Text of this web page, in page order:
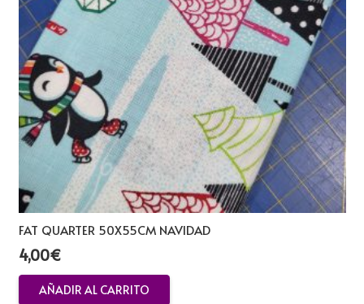
FAT QUARTER 50X55CM NAVIDAD
4,00€
AÑADIR AL CARRITO